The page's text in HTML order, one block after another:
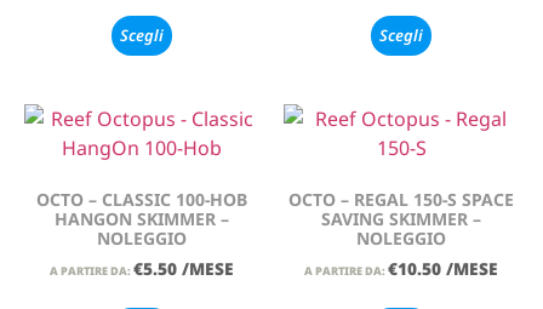
Scegli Scegli
OCTO – CLASSIC 100-HOB
HANGON SKIMMER –
NOLEGGIO
A PARTIRE DA: €5.50 /MESE
OCTO – REGAL 150-S SPACE
SAVING SKIMMER –
NOLEGGIO
A PARTIRE DA: €10.50 /MESE